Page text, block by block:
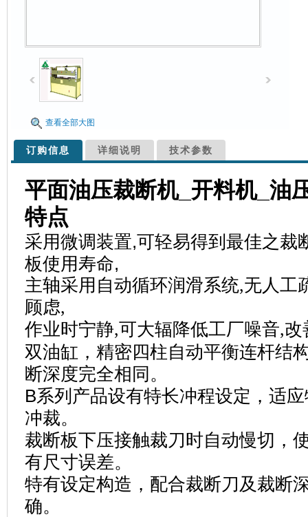
查看全部大图
订购信息 详细说明 技术参数
平面油压裁断机_开料机_油
特点
采用微调装置,可轻易得到最佳之裁
板使用寿命,
主轴采用自动循环润滑系统,无人工
顾虑,
作业时宁静,可大辐降低工厂噪音,
双油缸，精密四柱自动平衡连杆结
断深度完全相同。
B系列产品设有特长冲程设定，适
冲裁。
裁断板下压接触裁刀时自动慢切，
有尺寸误差。
特有设定构造，配合裁断刀及裁断
确。